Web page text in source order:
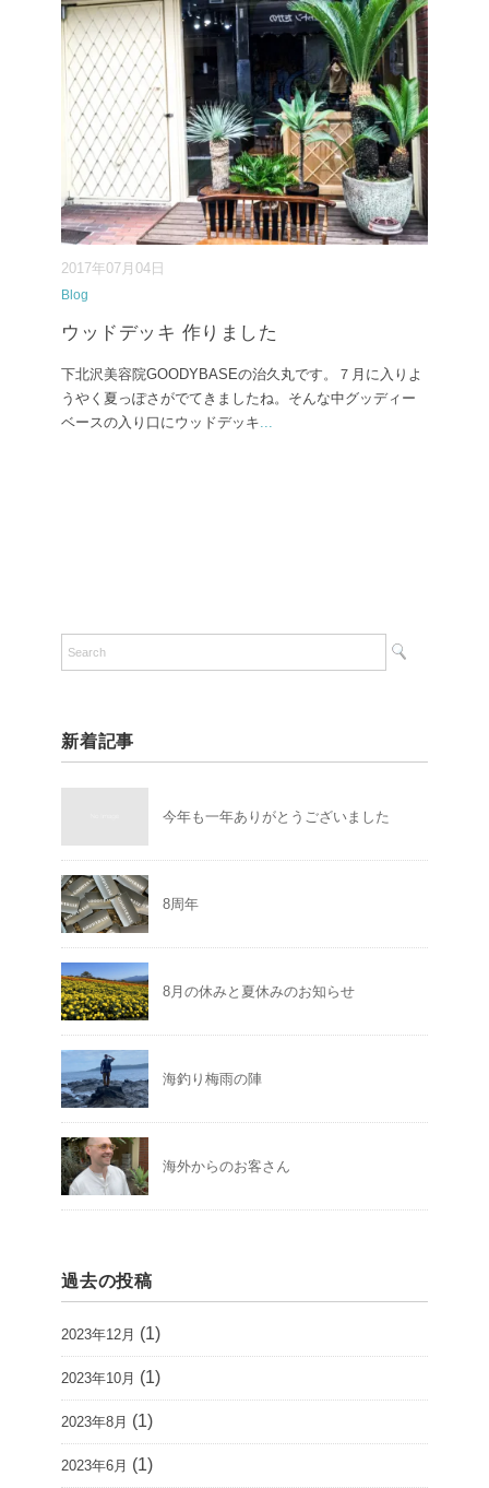
2017年07月04日
Blog
ウッドデッキ 作りました
下北沢美容院GOODYBASEの治久丸です。７月に入りよ
うやく夏っぽさがでてきましたね。そんな中グッディー
ベースの入り口にウッドデッキ...
新着記事
今年も一年ありがとうございました
8周年
8月の休みと夏休みのお知らせ
海釣り梅雨の陣
海外からのお客さん
過去の投稿
2023年12月 (1)
2023年10月 (1)
2023年8月 (1)
2023年6月 (1)